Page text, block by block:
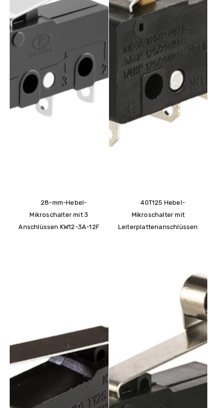
28-mm-Hebel-
Mikroschalter mit 3
Anschlüssen KW12-3A-12F
40T125 Hebel-
Mikroschalter mit
Leiterplattenanschlüssen